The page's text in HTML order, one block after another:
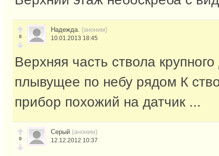
0
Надежда. (аноним)
10.01.2013 18:45
Верхняя часть ствола
плывущее по небу рядом К
прибор похожий на датчик ...
0
Серый (аноним)
12.12.2012 10:37